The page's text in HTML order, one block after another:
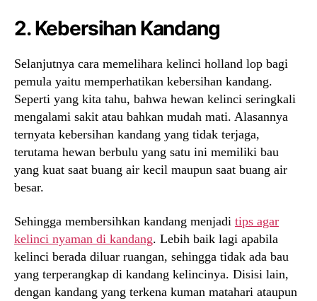
2. Kebersihan Kandang
Selanjutnya cara memelihara kelinci holland lop bagi
pemula yaitu memperhatikan kebersihan kandang.
Seperti yang kita tahu, bahwa hewan kelinci seringkali
mengalami sakit atau bahkan mudah mati. Alasannya
ternyata kebersihan kandang yang tidak terjaga,
terutama hewan berbulu yang satu ini memiliki bau
yang kuat saat buang air kecil maupun saat buang air
besar.
Sehingga membersihkan kandang menjadi tips agar
kelinci nyaman di kandang. Lebih baik lagi apabila
kelinci berada diluar ruangan, sehingga tidak ada bau
yang terperangkap di kandang kelincinya. Disisi lain,
dengan kandang yang terkena kuman matahari ataupun